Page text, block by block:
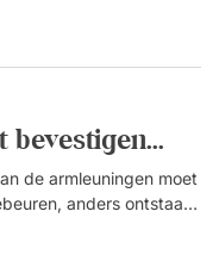
bevestigen...
de armleuningen moet
anders ontstaan